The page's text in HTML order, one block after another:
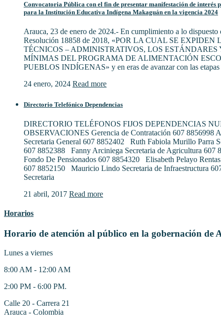
Convocatoria Pública con el fin de presentar manifestación de interés
para la Institución Educativa Indígena Makaguán en la vigencia 2024
Arauca, 23 de enero de 2024.- En cumplimiento a lo dispuesto
Resolución 18858 de 2018, «POR LA CUAL SE
TÉCNICOS – ADMINISTRATIVOS, LOS ESTÁNDARES
MÍNIMAS DEL PROGRAMA DE ALIMENTACIÓN
PUEBLOS INDÍGENAS» y en eras de avanzar con las etapas
24 enero, 2024 Read more
Directorio Telefónico Dependencias
DIRECTORIO TELÉFONOS FIJOS DEPENDENCIAS
OBSERVACIONES Gerencia de Contratación 607 8856998
Secretaria General 607 8852402 Ruth Fabiola Murillo Parra
607 8852388 Fanny Arciniega Secretaria de Agricultura 607
Fondo De Pensionados 607 8854320 Elisabeth Pelayo
607 8852150 Mauricio Lindo Secretaria de Infraestructura
Secretaria
21 abril, 2017 Read more
Horarios
Horario de atención al público en la gobernación de
Lunes a viernes
8:00 AM - 12:00 AM
2:00 PM - 6:00 PM.
Calle 20 - Carrera 21
Arauca - Colombia